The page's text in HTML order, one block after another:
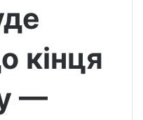
кінця
—